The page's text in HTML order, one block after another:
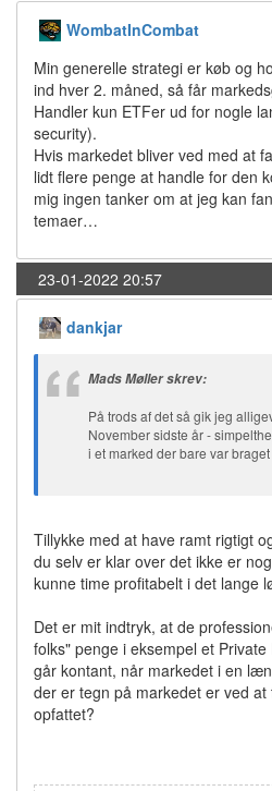
WombatInCombat
Min generelle strategi er køb og
ind hver 2. måned, så får
Handler kun ETFer ud for nogle
security).
Hvis markedet bliver ved med at
lidt flere penge at handle for den
mig ingen tanker om at jeg kan
temaer…
23-01-2022 20:57
dankjar
Mads Møller skrev:
På trods af det så gik jeg
November sidste år -
i et marked der bare var
Tillykke med at have ramt rigtigt
du selv er klar over det ikke er
kunne time profitabelt i det lange
Det er mit indtryk, at de
folks" penge i eksempel et
går kontant, når markedet i en
der er tegn på markedet er ved
opfattet?